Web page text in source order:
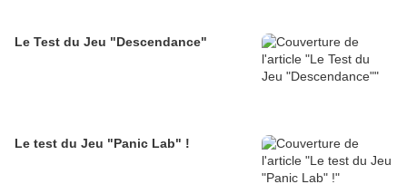
Le Test du Jeu "Descendance"
Le test du Jeu "Panic Lab" !